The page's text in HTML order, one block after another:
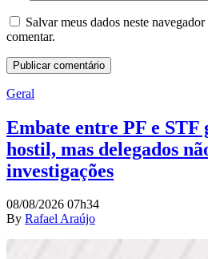
Salvar meus dados neste
comentar.
Geral
Embate entre PF e STF
hostil, mas delegados
investigações
08/08/2026 07h34
By Rafael Araújo